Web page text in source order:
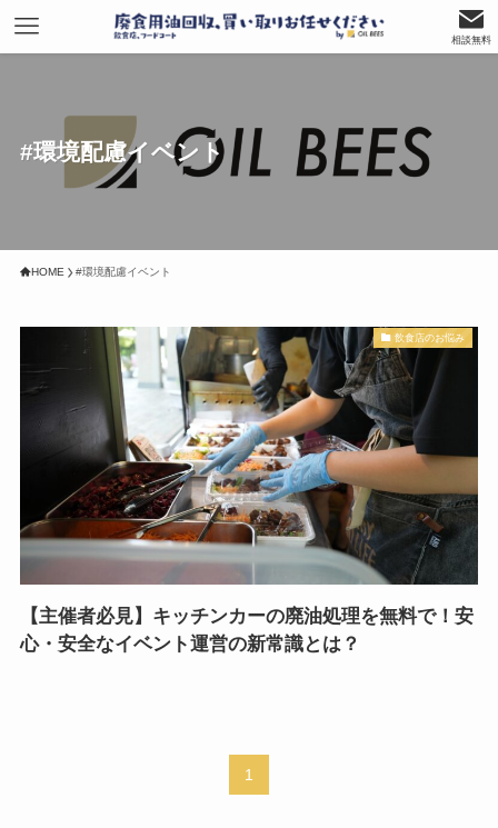
相談無料
#環境配慮イベント
HOME #環境配慮イベント
飲食店のお悩み
【主催者必見】キッチンカーの廃油処理を無料で！安
心・安全なイベント運営の新常識とは？
1